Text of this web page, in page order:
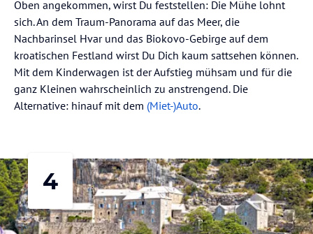
Oben angekommen, wirst Du feststellen: Die Mühe lohnt
sich. An dem Traum-Panorama auf das Meer, die
Nachbarinsel Hvar und das Biokovo-Gebirge auf dem
kroatischen Festland wirst Du Dich kaum sattsehen können.
Mit dem Kinderwagen ist der Aufstieg mühsam und für die
ganz Kleinen wahrscheinlich zu anstrengend. Die
Alternative: hinauf mit dem (Miet-)Auto.
4